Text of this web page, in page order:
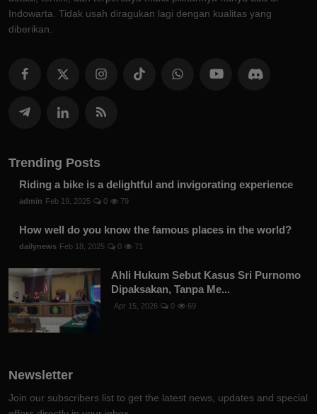
Indowarta. Tidak usah diragukan lagi dengan kualitas yang
diberikan.
Trending Posts
Riding a bike is a delightful and invigorating experience
admin Feb 19, 2025 0 79
How well do you know the famous places in the world?
dailynews Feb 18, 2025 0 71
Ahli Hukum Sebut Kasus Sri Purnomo
Dipaksakan, Tanpa Me...
Apr 15, 2026 0 69
Newsletter
Join our subscribers list to get the latest news, updates and special